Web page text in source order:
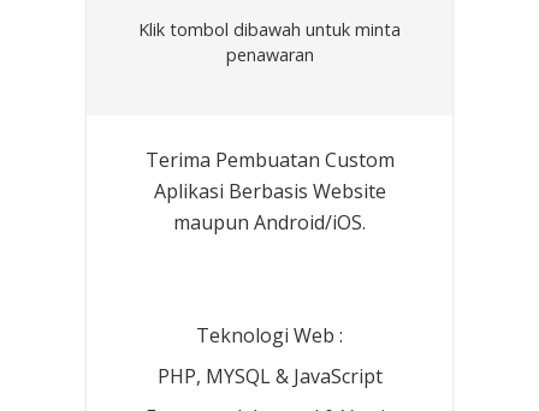
Klik tombol dibawah untuk minta
penawaran
Terima Pembuatan Custom
Aplikasi Berbasis Website
maupun Android/iOS.
Teknologi Web :
PHP, MYSQL & JavaScript